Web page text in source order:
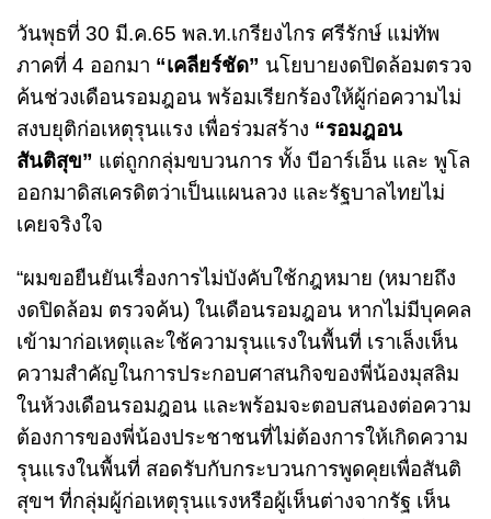
วันพุธที่ 30 มี.ค.65 พล.ท.เกรียงไกร ศรีรักษ์ แม่ทัพ
ภาคที่ 4 ออกมา “เคลียร์ชัด” นโยบายงดปิดล้อมตรวจ
ค้นช่วงเดือนรอมฎอน พร้อมเรียกร้องให้ผู้ก่อความไม่
สงบยุติก่อเหตุรุนแรง เพื่อร่วมสร้าง “รอมฎอน
สันติสุข” แต่ถูกกลุ่มขบวนการ ทั้ง บีอาร์เอ็น และ พูโล
ออกมาดิสเครดิตว่าเป็นแผนลวง และรัฐบาลไทยไม่
เคยจริงใจ
“ผมขอยืนยันเรื่องการไม่บังคับใช้กฎหมาย (หมายถึง
งดปิดล้อม ตรวจค้น) ในเดือนรอมฎอน หากไม่มีบุคคล
เข้ามาก่อเหตุและใช้ความรุนแรงในพื้นที่ เราเล็งเห็น
ความสำคัญในการประกอบศาสนกิจของพี่น้องมุสลิม
ในห้วงเดือนรอมฎอน และพร้อมจะตอบสนองต่อความ
ต้องการของพี่น้องประชาชนที่ไม่ต้องการให้เกิดความ
รุนแรงในพื้นที่ สอดรับกับกระบวนการพูดคุยเพื่อสันติ
สุขฯ ที่กลุ่มผู้ก่อเหตุรุนแรงหรือผู้เห็นต่างจากรัฐ เห็น